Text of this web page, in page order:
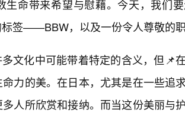
生命带来希望与慰藉。今天，我们
标签——BBW，以及一份令人尊敬的
多文化中可能带着特定的含义，但📌
力的美。在日本，尤其是在一些追
人所欣赏和接纳。而当这份美丽与